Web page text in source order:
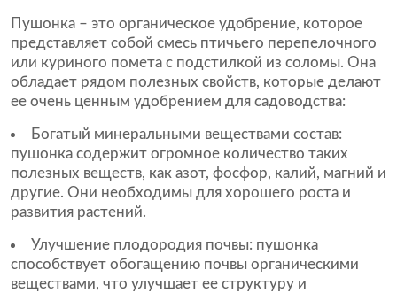
Пушонка – это органическое удобрение, которое
представляет собой смесь птичьего перепелочного
или куриного помета с подстилкой из соломы. Она
обладает рядом полезных свойств, которые делают
ее очень ценным удобрением для садоводства:
Богатый минеральными веществами состав:
пушонка содержит огромное количество таких
полезных веществ, как азот, фосфор, калий, магний и
другие. Они необходимы для хорошего роста и
развития растений.
Улучшение плодородия почвы: пушонка
способствует обогащению почвы органическими
веществами, что улучшает ее структуру и